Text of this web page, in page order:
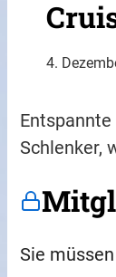
4.
Schlenker,
Sie